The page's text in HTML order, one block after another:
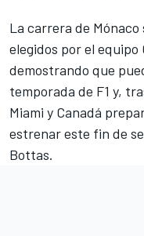
La carrera de
elegidos por el
demostrando que
temporada de F1 y,
Miami y Canadá
estrenar este fin de
Bottas.